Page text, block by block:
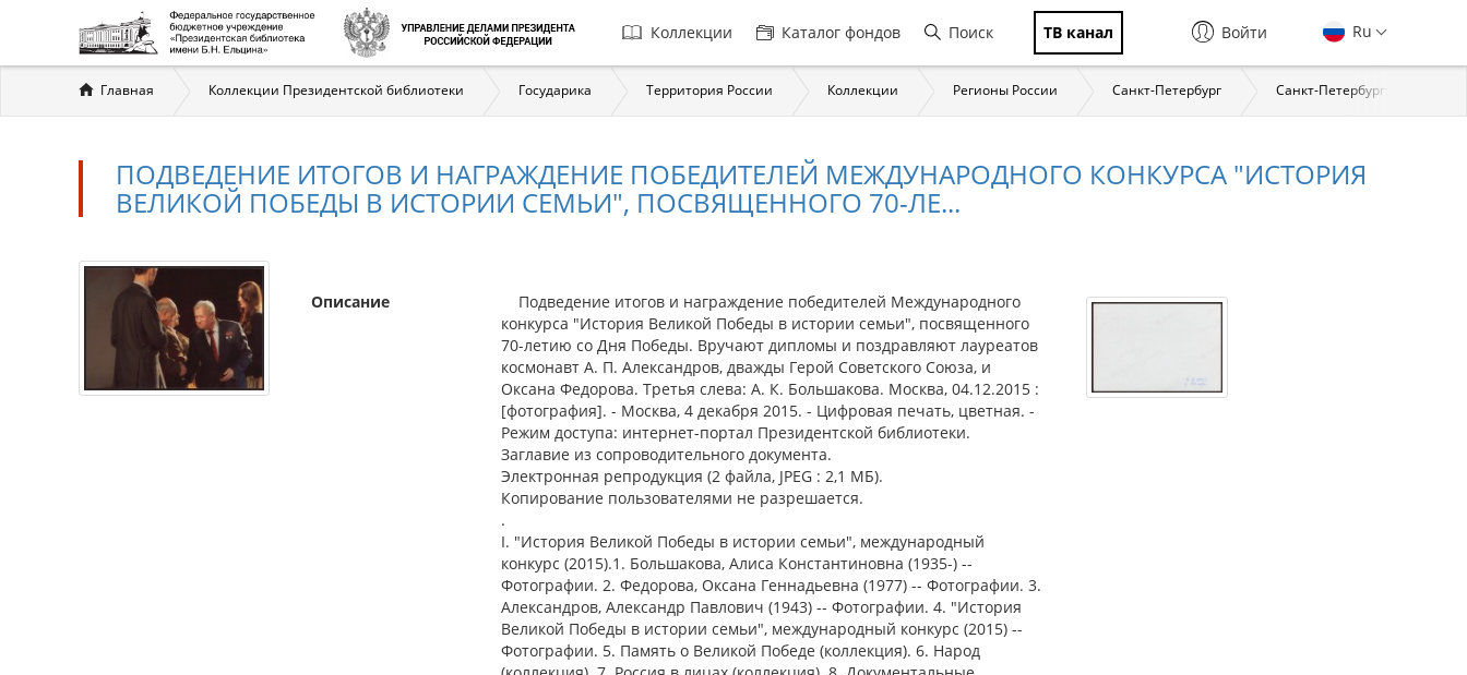
Главная
навигация
Коллекции Каталог фондов Поиск ТВ канал Ru
Войти
Вы
здесь
Главная Коллекции Президентской библиотеки Государика Территория России Коллекции Регионы России Санкт-Петербург Санкт-Петербург: страницы
ПОДВЕДЕНИЕ ИТОГОВ И НАГРАЖДЕНИЕ ПОБЕДИТЕЛЕЙ МЕЖДУНАРОДНОГО КОНКУРСА "ИСТОРИЯ
ВЕЛИКОЙ ПОБЕДЫ В ИСТОРИИ СЕМЬИ", ПОСВЯЩЕННОГО 70-ЛЕ...
Описание
Подведение итогов и награждение победителей Международного
конкурса "История Великой Победы в истории семьи", посвященного
70-летию со Дня Победы. Вручают дипломы и поздравляют лауреатов
космонавт А. П. Александров, дважды Герой Советского Союза, и
Оксана Федорова. Третья слева: А. К. Большакова. Москва, 04.12.2015 :
[фотография]. - Москва, 4 декабря 2015. - Цифровая печать, цветная. -
Режим доступа: интернет-портал Президентской библиотеки.
Заглавие из сопроводительного документа.
Электронная репродукция (2 файла, JPEG : 2,1 МБ).
Копирование пользователями не разрешается.
.
I. "История Великой Победы в истории семьи", международный
конкурс (2015).1. Большакова, Алиса Константиновна (1935-) --
Фотографии. 2. Федорова, Оксана Геннадьевна (1977) -- Фотографии. 3.
Александров, Александр Павлович (1943) -- Фотографии. 4. "История
Великой Победы в истории семьи", международный конкурс (2015) --
Фотографии. 5. Память о Великой Победе (коллекция). 6. Народ